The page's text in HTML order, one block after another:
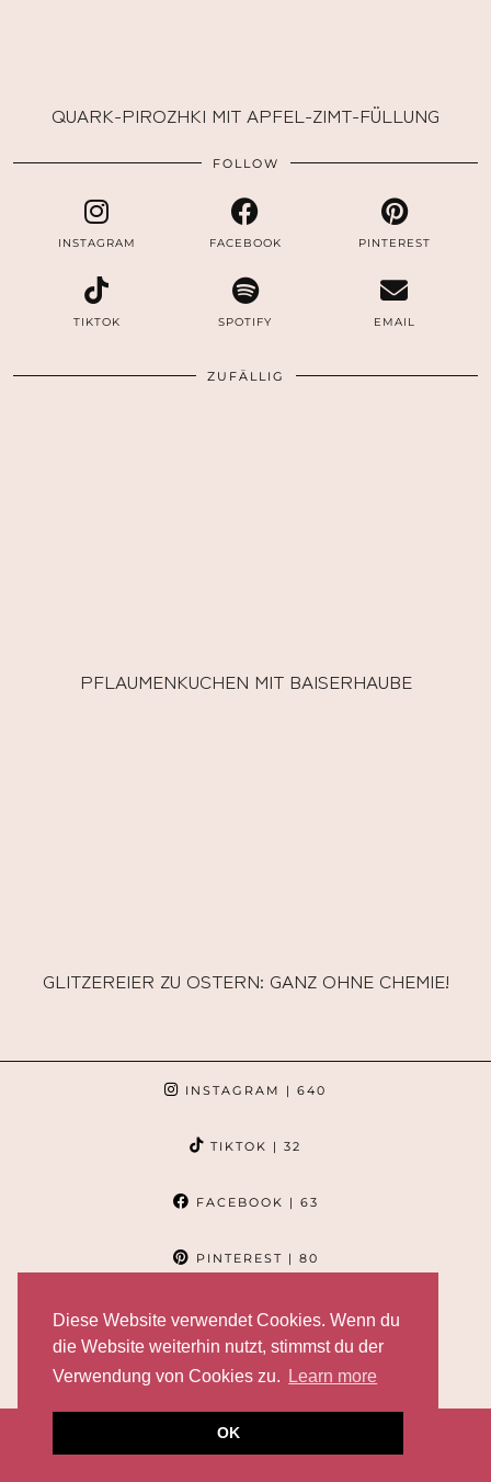
Diese Website verwendet Cookies. Wenn du
die Website weiterhin nutzt, stimmst du der
Verwendung von Cookies zu.
Learn more
OK
QUARK-PIROZHKI MIT APFEL-ZIMT-FÜLLUNG
FOLLOW
INSTAGRAM FACEBOOK PINTEREST
TIKTOK SPOTIFY EMAIL
ZUFÄLLIG
PFLAUMENKUCHEN MIT BAISERHAUBE
GLITZEREIER ZU OSTERN: GANZ OHNE CHEMIE!
INSTAGRAM | 640
TIKTOK | 32
FACEBOOK | 63
PINTEREST | 80
DATENSCHUTZERKLÄRUNG